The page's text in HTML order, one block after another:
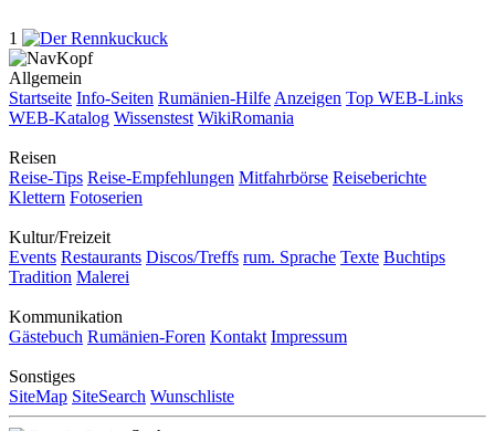
1
Allgemein
Startseite Info-Seiten Rumänien-Hilfe Anzeigen Top WEB-Links
WEB-Katalog Wissenstest WikiRomania
Reisen
Reise-Tips Reise-Empfehlungen Mitfahrbörse Reiseberichte
Klettern Fotoserien
Kultur/Freizeit
Events Restaurants Discos/Treffs rum. Sprache Texte Buchtips
Tradition Malerei
Kommunikation
Gästebuch Rumänien-Foren Kontakt Impressum
Sonstiges
SiteMap SiteSearch Wunschliste